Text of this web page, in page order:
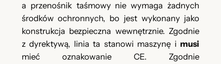
a przenośnik taśmowy nie wymaga żadnych
środków ochronnych, bo jest wykonany jako
konstrukcja bezpieczna wewnętrznie. Zgodnie
z dyrektywą, linia ta stanowi maszynę i musi
mieć oznakowanie CE. Zgodnie